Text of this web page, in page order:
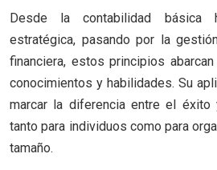
Desde la contabilidad básica
estratégica, pasando por la
financiera, estos principios
conocimientos y habilidades. Su
marcar la diferencia entre el éxito
tanto para individuos como para
tamaño.